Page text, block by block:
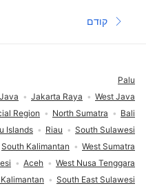
דפי אנשים בסביבתך
עמוד קודם
קודם
West Java
Jakarta Raya
Bali
North Sumatra
Region
South Sulawesi
Riau
Islands
West Sumatra
South Kalimantan
West Nusa Tenggara
Aceh
South East Sulawesi
Palu